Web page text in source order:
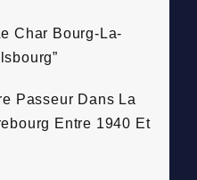
Char Bourg-La-
Passeur Dans La
Entre 1940 Et